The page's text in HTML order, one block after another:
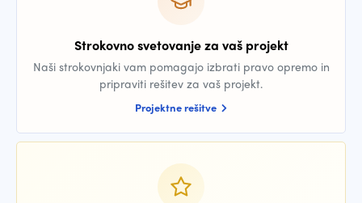
Strokovno svetovanje za vaš projekt
Naši strokovnjaki vam pomagajo izbrati pravo opremo in
pripraviti rešitev za vaš projekt.
Projektne rešitve